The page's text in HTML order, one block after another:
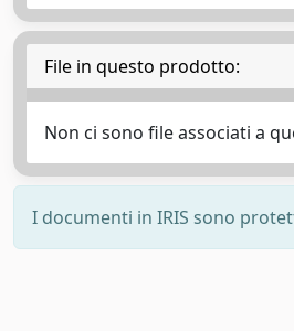
File in questo prodotto:
Non ci sono file associati a
I documenti in IRIS sono